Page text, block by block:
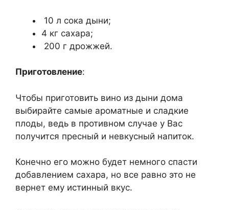
10 л сока дыни;
4 кг сахара;
200 г дрожжей.
Приготовление:
Чтобы приготовить вино из дыни дома
выбирайте самые ароматные и сладкие
плоды, ведь в противном случае у Вас
получится пресный и невкусный напиток.
Конечно его можно будет немного спасти
добавлением сахара, но все равно это не
вернет ему истинный вкус.